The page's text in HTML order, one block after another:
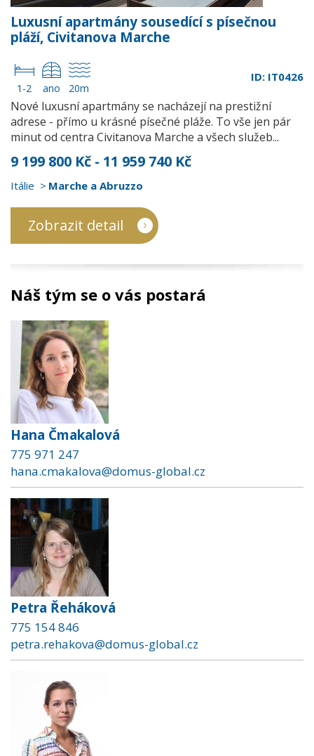
Luxusní apartmány sousedící s písečnou
pláží, Civitanova Marche
1-2 ano 20m
ID: IT0426
Nové luxusní apartmány se nacházejí na prestižní
adrese - přímo u krásné písečné pláže. To vše jen pár
minut od centra Civitanova Marche a všech služeb...
9 199 800 Kč - 11 959 740 Kč
Itálie Marche a Abruzzo
Zobrazit detail
Náš tým se o vás postará
Hana Čmakalová
775 971 247
hana.cmakalova@domus-global.cz
Petra Řeháková
775 154 846
petra.rehakova@domus-global.cz